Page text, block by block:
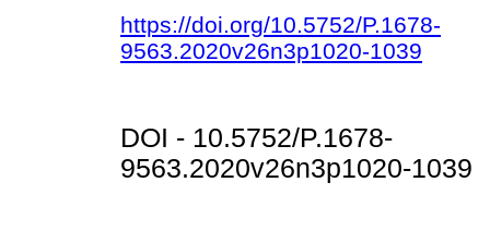
https://doi.org/10.5752/P.1678-
9563.2020v26n3p1020-1039
DOI - 10.5752/P.1678-
9563.2020v26n3p1020-1039